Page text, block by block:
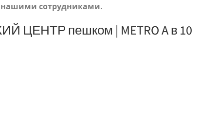
нашими сотрудниками.
пешком | METRO A в 10